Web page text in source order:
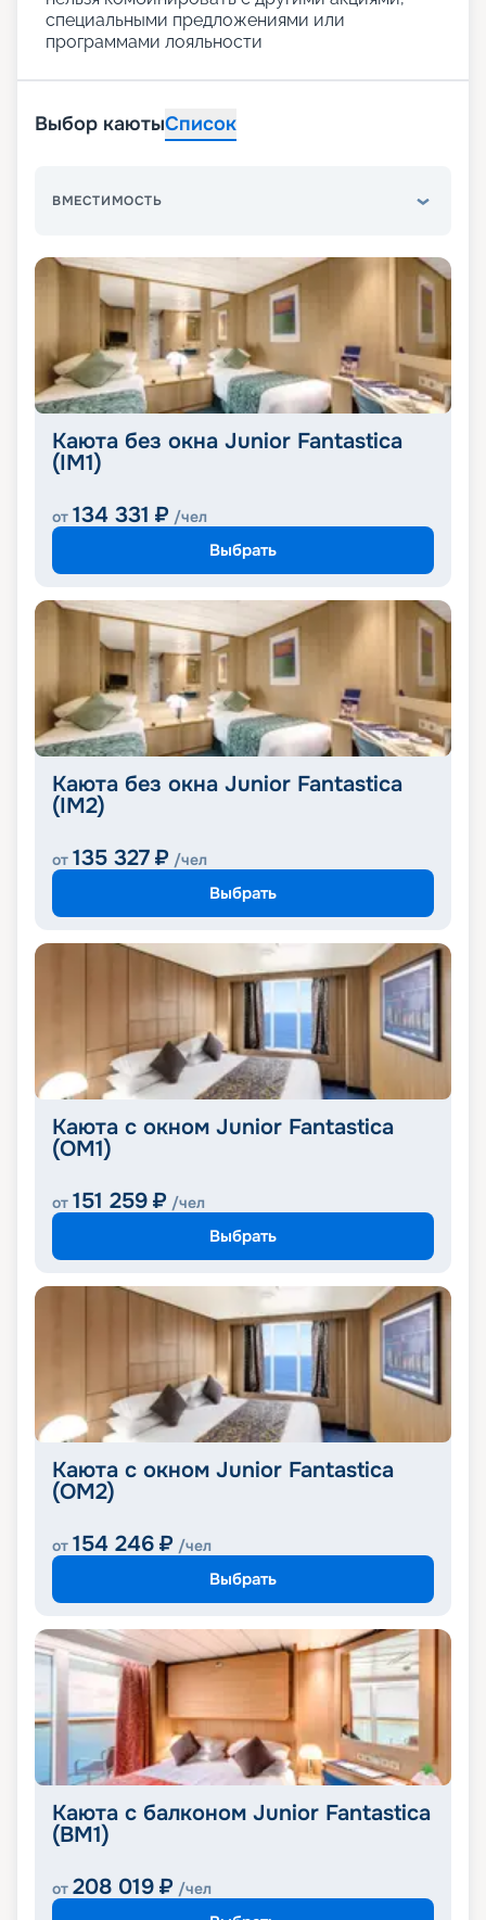
специальными предложениями или
программами лояльности
Выбор каютыСписок
ВМЕСТИМОСТЬ
Каюта без окна Junior Fantastica
(IM1)
от 134 331 ₽ /чел
Выбрать
Каюта без окна Junior Fantastica
(IM2)
от 135 327 ₽ /чел
Выбрать
Каюта с окном Junior Fantastica
(OM1)
от 151 259 ₽ /чел
Выбрать
Каюта с окном Junior Fantastica
(OM2)
от 154 246 ₽ /чел
Выбрать
Каюта с балконом Junior Fantastica
(BM1)
от 208 019 ₽ /чел